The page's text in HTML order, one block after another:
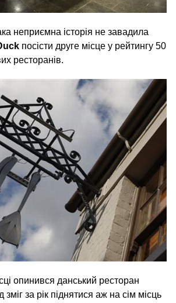
неприємна історія не завадила
посісти друге місце у рейтингу 50
ресторанів.
опинився данський ресторан
зміг за рік піднятися аж на сім місць